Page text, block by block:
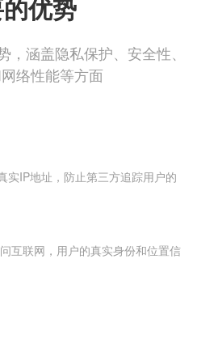
优势
涵盖隐私保护、安全性、
络性能等方面
实IP地址，防止第三方追踪用户的
互联网，用户的真实身份和位置信